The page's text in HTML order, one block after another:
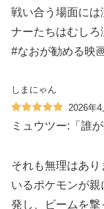
戦い合う場面に
ナーたちはむしろ
#なおが勧める映
しまにゃん
2026年4
ミュウツー:「誰
それも無理はあ
いるポケモンが
発し、ビームを撃